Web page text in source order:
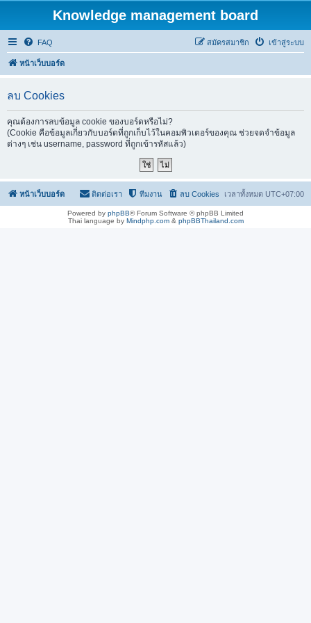
Knowledge management board
FAQ เข้าสู่ระบบ
สมัครสมาชิก
หน้าเว็บบอร์ด
ลบ Cookies
คุณต้องการลบข้อมูล cookie ของบอร์ดหรือไม่?
(Cookie คือข้อมูลเกี่ยวกับบอร์ดที่ถูกเก็บไว้ในคอมพิวเตอร์ของคุณ ช่วยจดจำข้อมูล
ต่างๆ เช่น username, password ที่ถูกเข้ารหัสแล้ว)
หน้าเว็บบอร์ด เวลาทั้งหมด UTC+07:00
ลบ Cookies
ทีมงาน
ติดต่อเรา
Powered by phpBB® Forum Software © phpBB Limited
Thai language by Mindphp.com& phpBBThailand.com